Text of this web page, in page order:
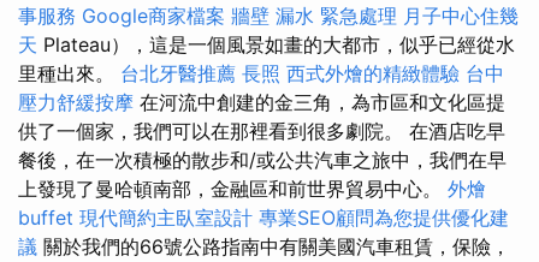
事服務 Google商家檔案 牆壁 漏水 緊急處理 月子中心住幾
天 Plateau），這是一個風景如畫的大都市，似乎已經從水
里種出來。 台北牙醫推薦 長照 西式外燴的精緻體驗 台中
壓力舒緩按摩 在河流中創建的金三角，為市區和文化區提
供了一個家，我們可以在那裡看到很多劇院。 在酒店吃早
餐後，在一次積極的散步和/或公共汽車之旅中，我們在早
上發現了曼哈頓南部，金融區和前世界貿易中心。 外燴
buffet 現代簡約主臥室設計 專業SEO顧問為您提供優化建
議 關於我們的66號公路指南中有關美國汽車租賃，保險，